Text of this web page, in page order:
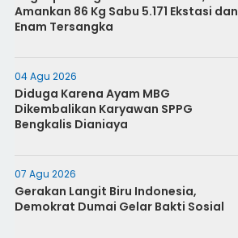
Amankan 86 Kg Sabu 5.171 Ekstasi dan
Enam Tersangka
04 Agu 2026
Diduga Karena Ayam MBG
Dikembalikan Karyawan SPPG
Bengkalis Dianiaya
07 Agu 2026
Gerakan Langit Biru Indonesia,
Demokrat Dumai Gelar Bakti Sosial